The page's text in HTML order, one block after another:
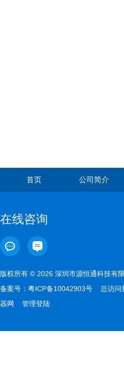
首页 公司简介
在线咨询
版权所有 © 2026 深圳市源恒通科技有
备案号： 粤ICP备10042903号 总访问
器网
管理登陆